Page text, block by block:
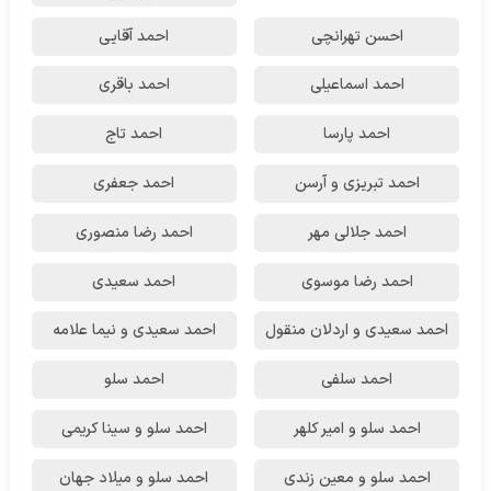
احسن تهرانچی احمد آقایی
احمد اسماعیلی احمد باقری
احمد پارسا احمد تاج
احمد تبریزی و آرسن احمد جعفری
احمد جلالی مهر احمد رضا منصوری
احمد رضا موسوی احمد سعیدی
احمد سعیدی و اردلان منقول احمد سعیدی و نیما علامه
احمد سلفی احمد سلو
احمد سلو و امیر کلهر احمد سلو و سینا کریمی
احمد سلو و معین زندی احمد سلو و میلاد جهان